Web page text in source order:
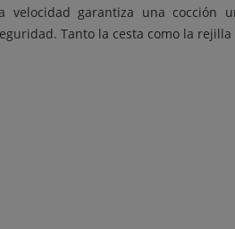
garantiza una cocción
Tanto la cesta como la